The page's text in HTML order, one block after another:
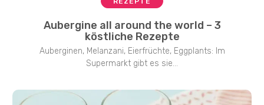
Aubergine all around the world – 3
köstliche Rezepte
Auberginen, Melanzani, Eierfrüchte, Eggplants: Im
Supermarkt gibt es sie...